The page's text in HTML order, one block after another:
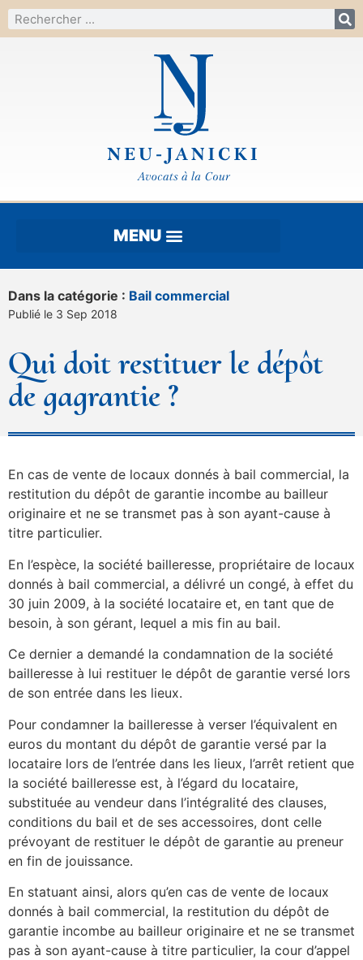
Dans la catégorie : Bail commercial
Publié le 3 Sep 2018
Qui doit restituer le dépôt
de gagrantie ?
En cas de vente de locaux donnés à bail commercial, la
restitution du dépôt de garantie incombe au bailleur
originaire et ne se transmet pas à son ayant-cause à
titre particulier.
En l’espèce, la société bailleresse, propriétaire de locaux
donnés à bail commercial, a délivré un congé, à effet du
30 juin 2009, à la société locataire et, en tant que de
besoin, à son gérant, lequel a mis fin au bail.
Ce dernier a demandé la condamnation de la société
bailleresse à lui restituer le dépôt de garantie versé lors
de son entrée dans les lieux.
Pour condamner la bailleresse à verser l’équivalent en
euros du montant du dépôt de garantie versé par la
locataire lors de l’entrée dans les lieux, l’arrêt retient que
la société bailleresse est, à l’égard du locataire,
substituée au vendeur dans l’intégralité des clauses,
conditions du bail et de ses accessoires, dont celle
prévoyant de restituer le dépôt de garantie au preneur
en fin de jouissance.
En statuant ainsi, alors qu’en cas de vente de locaux
donnés à bail commercial, la restitution du dépôt de
garantie incombe au bailleur originaire et ne se transmet
pas à son ayant-cause à titre particulier, la cour d’appel